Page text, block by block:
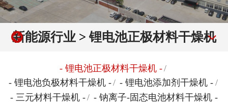
新能源行业>锂电池正极材料干燥机
- 锂电池正极材料干燥机 -/
- 锂电池负极材料干燥机 -/ - 锂电池添加剂干燥机 - /
- 三元材料干燥机 -/ - 钠离子-固态电池材料干燥机 -